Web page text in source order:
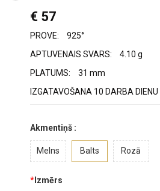
€ 57
PROVE:
925°
APTUVENAIS SVARS:
4.10 g
PLATUMS:
31 mm
IZGATAVOŠANA 10 DARBA
Akmentiņš :
Melns Balts Rozā
* Izmērs